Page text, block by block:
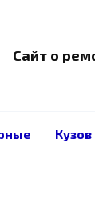
Сайт о
Кузов